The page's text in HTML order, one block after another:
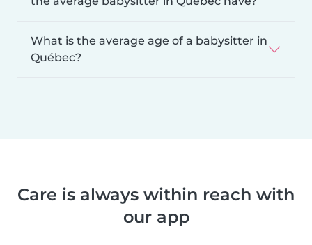
What is the average age of a babysitter in
Québec?
Care is always within reach with
our app